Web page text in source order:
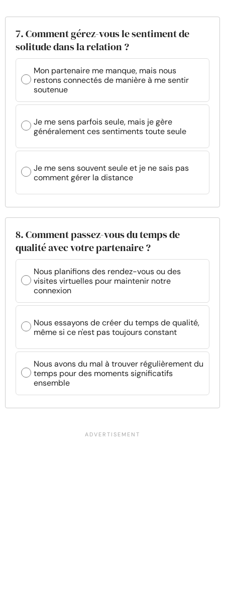
7. Comment gérez-vous le sentiment de
solitude dans la relation ?
Mon partenaire me manque, mais nous
restons connectés de manière à me sentir
soutenue
Je me sens parfois seule, mais je gère
généralement ces sentiments toute seule
Je me sens souvent seule et je ne sais pas
comment gérer la distance
8. Comment passez-vous du temps de
qualité avec votre partenaire ?
Nous planifions des rendez-vous ou des
visites virtuelles pour maintenir notre
connexion
Nous essayons de créer du temps de qualité,
même si ce n'est pas toujours constant
Nous avons du mal à trouver régulièrement du
temps pour des moments significatifs
ensemble